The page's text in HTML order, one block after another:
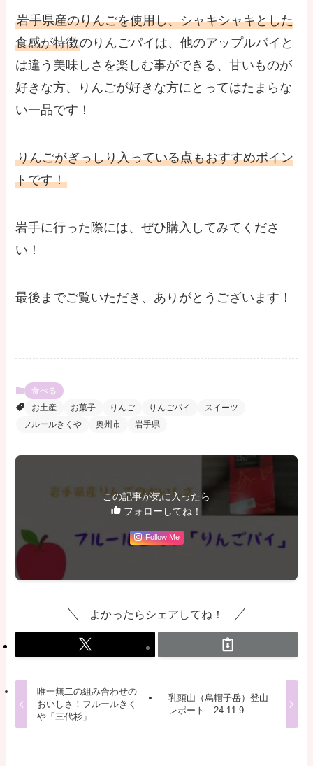
岩手県産のりんごを使用し、シャキシャキとした
食感が特徴のりんごパイは、他のアップルパイと
は違う美味しさを楽しむ事ができる、甘いものが
好きな方、りんごが好きな方にとってはたまらな
い一品です！
りんごがぎっしり入っている点もおすすめポイン
トです！
岩手に行った際には、ぜひ購入してみてくださ
い！
最後までご覧いただき、ありがとうございます！
食べる
お土産
お菓子 りんご りんごパイ
スイーツ
フルールきくや
奥州市 岩手県
この記事が気に入ったら
フォローしてね！
Follow Me
よかったらシェアしてね！
唯一無二の組み合わせの
おいしさ！フルールきく
や「三代杉」
乳頭山（烏帽子岳）登山
レポート 24.11.9